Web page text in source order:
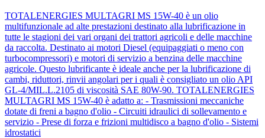
TOTALENERGIES MULTAGRI MS 15W-40 è un olio
multifunzionale ad alte prestazioni destinato alla lubrificazione in
tutte le stagioni dei vari organi dei trattori agricoli e delle macchine
da raccolta. Destinato ai motori Diesel (equipaggiati o meno con
turbocompressori) e motori di servizio a benzina delle macchine
agricole. Questo lubrificante è ideale anche per la lubrificazione di
cambi, riduttori, rinvii angolari per i quali è consigliato un olio API
GL-4/MIL.L.2105 di viscosità SAE 80W-90. TOTALENERGIES
MULTAGRI MS 15W-40 è adatto a: - Trasmissioni meccaniche
dotate di freni a bagno d'olio - Circuiti idraulici di sollevamento e
servizio - Prese di forza e frizioni multidisco a bagno d'olio - Sistemi
idrostatici